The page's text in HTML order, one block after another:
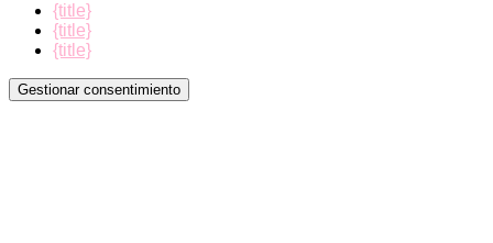
{title}
{title}
{title}
Gestionar consentimiento